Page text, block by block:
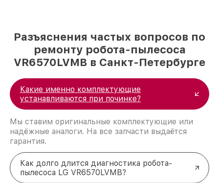
Разъяснения частых вопросов по
ремонту робота-пылесоса
VR6570LVMB в Санкт-Петербурге
Какие именно комплектующие
устанавливаются при починке?
Мы ставим оригинальные комплектующие или
надёжные аналоги. На все запчасти выдаётся
гарантия.
Как долго длится диагностика робота-
пылесоса LG VR6570LVMB?